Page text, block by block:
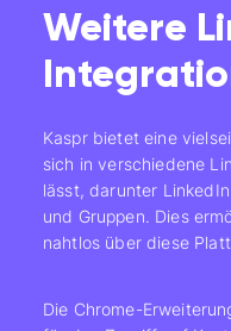
Weitere
Kaspr bietet eine
sich in verschiedene
lässt, darunter
und Gruppen. Dies
nahtlos über diese
Die Chrome-